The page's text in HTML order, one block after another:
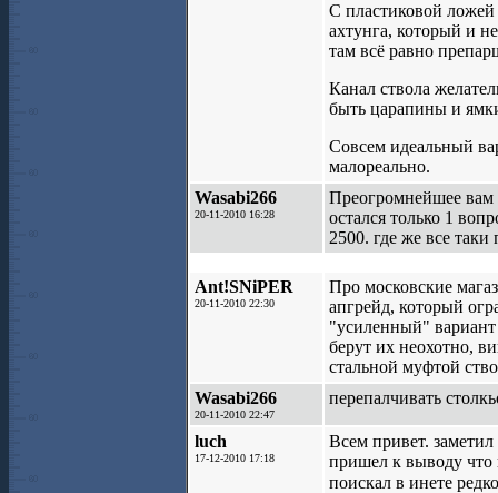
С пластиковой ложей
ахтунга, который и
там всё равно
Канал ствола
быть царапины и
Совсем идеальный
малореально.
Wasabi266
20-11-2010 16:28
Преогромнейшее вам
остался только 1
2500. где же все
Ant!SNiPER
20-11-2010 22:30
Про московские
апгрейд, который
"усиленный" вариант
берут их неохотно,
стальной муфтой
Wasabi266
20-11-2010 22:47
перепалчивать
luch
17-12-2010 17:18
Всем привет. заметил
пришел к выводу что
поискал в инете